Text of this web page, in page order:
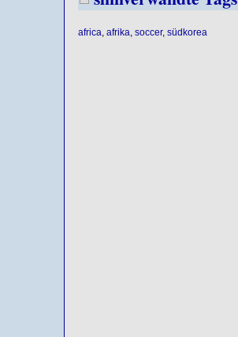
africa afrika soccer, südkorea